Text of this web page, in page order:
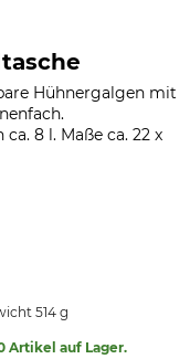
Hühnergalgen mit
8 l. Maße ca. 22 x
514 g
Artikel auf Lager.